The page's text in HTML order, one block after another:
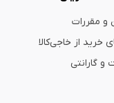
و مقررات
خرید از خاجی‌کالا
و گارانتی